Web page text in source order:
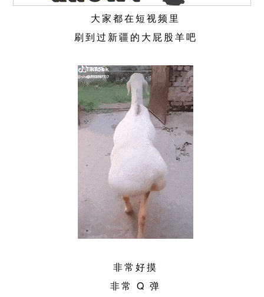
大家都在短视频里
刷到过新疆的大屁股羊吧
非常好摸
非常 Q 弹